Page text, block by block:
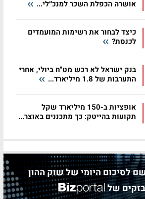
אושרה הכפלת השכר למנכ״לי...
כיצד לבחור את רשימות המועמדים
לכנסת?
בנק ישראל לא רכש מט"ח ביולי, אחרי
התערבות של 1.8 מיליארד...
אופציות ב-150 מיליארד שקל
תקועות בהייטק: כך מתכננים באוצר...
לסיכום היומי של שוק ההון
של